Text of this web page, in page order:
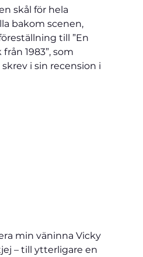
skål för hela
bakom scenen,
till ”En
1983”, som
i sin recension i
min väninna Vicky
– till ytterligare en